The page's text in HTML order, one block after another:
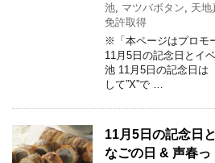
池 マツバボタン 天地
免許取得
※「本ページはプロモ
11月5日の記念日とイ
池 11月5日の記念日は
して”X”で …
11月5日の記念日
なごの日 & 声春っ